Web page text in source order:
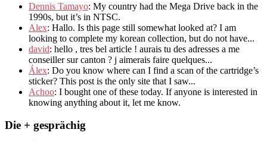
Dennis Tamayo: My country had the Mega Drive back in the
1990s, but it’s in NTSC.
Alex: Hallo. Is this page still somewhat looked at? I am
looking to complete my korean collection, but do not have...
david: hello , tres bel article ! aurais tu des adresses a me
conseiller sur canton ? j aimerais faire quelques...
Álex: Do you know where can I find a scan of the cartridge’s
sticker? This post is the only site that I saw...
Achoo: I bought one of these today. If anyone is interested in
knowing anything about it, let me know.
Die + gesprächig